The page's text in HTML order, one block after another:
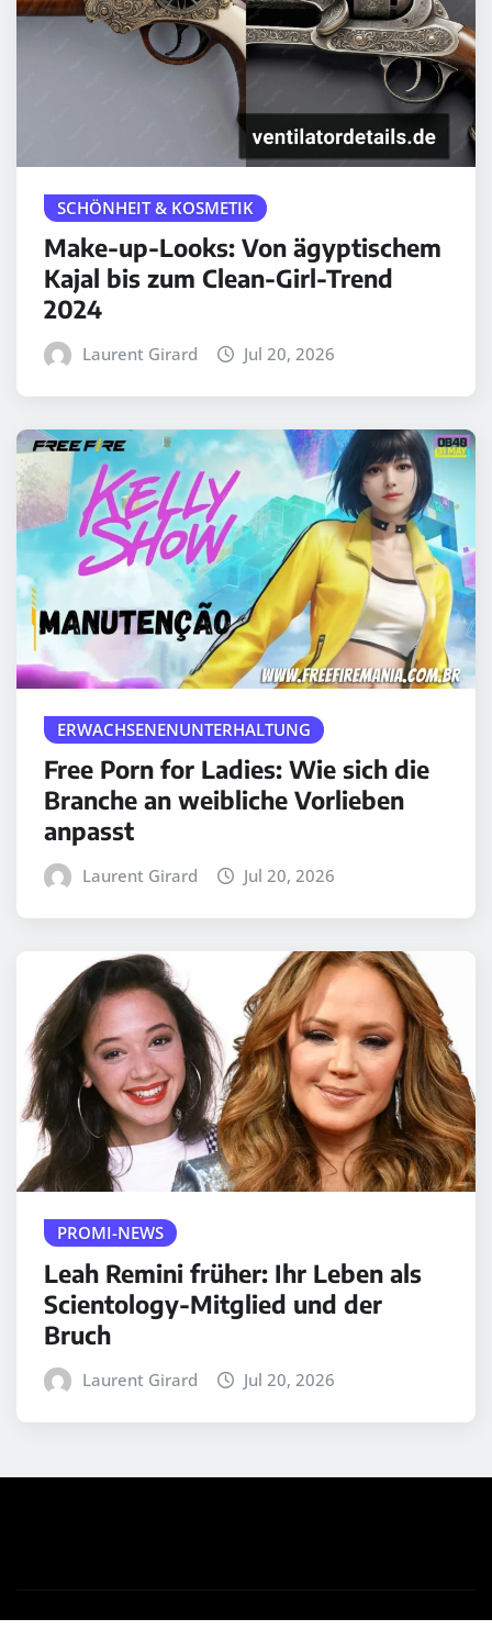
SCHÖNHEIT & KOSMETIK
Make-up-Looks: Von ägyptischem
Kajal bis zum Clean-Girl-Trend
2024
Laurent Girard Jul 20, 2026
ERWACHSENENUNTERHALTUNG
Free Porn for Ladies: Wie sich die
Branche an weibliche Vorlieben
anpasst
Laurent Girard Jul 20, 2026
PROMI-NEWS
Leah Remini früher: Ihr Leben als
Scientology-Mitglied und der
Bruch
Laurent Girard Jul 20, 2026